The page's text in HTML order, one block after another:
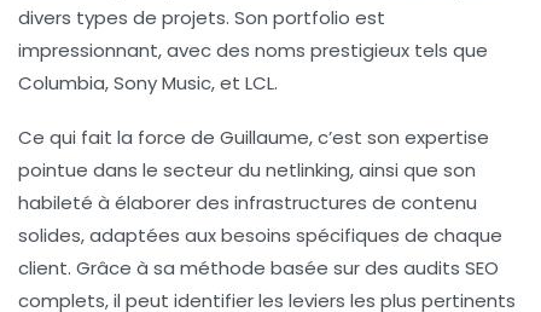
divers types de projets. Son portfolio est
impressionnant, avec des noms prestigieux tels que
Columbia, Sony Music, et LCL.
Ce qui fait la force de Guillaume, c’est son expertise
pointue dans le secteur du netlinking, ainsi que son
habileté à élaborer des infrastructures de contenu
solides, adaptées aux besoins spécifiques de chaque
client. Grâce à sa méthode basée sur des audits SEO
complets, il peut identifier les leviers les plus pertinents